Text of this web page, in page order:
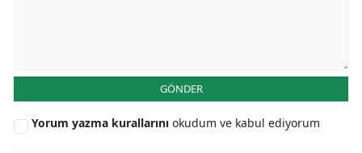
GÖNDER
Yorum yazma kurallarını okudum ve kabul ediyorum